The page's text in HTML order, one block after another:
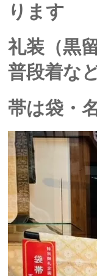
ります
礼装（黒
普段着な
帯は袋・